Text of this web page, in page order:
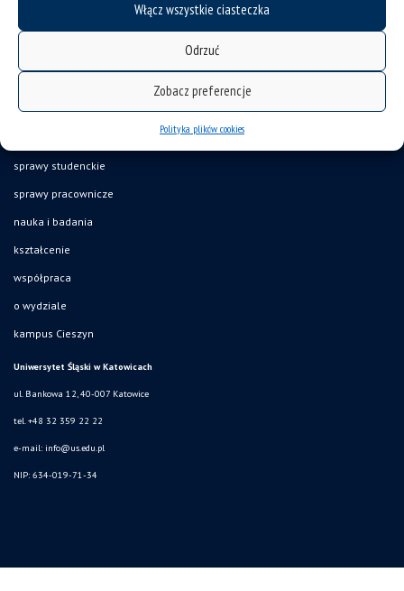
Włącz wszystkie ciasteczka
Odrzuć
Zobacz preferencje
Polityka plików cookies
mapa strony
sprawy studenckie
sprawy pracownicze
nauka i badania
kształcenie
współpraca
o wydziale
kampus Cieszyn
Uniwersytet Śląski w Katowicach
ul. Bankowa 12, 40-007 Katowice
tel. +48 32 359 22 22
e-mail: info@us.edu.pl
NIP: 634-019-71-34